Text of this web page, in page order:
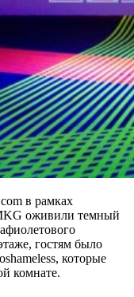
в рамках
оживили темный
гостям было
которые
комнате.